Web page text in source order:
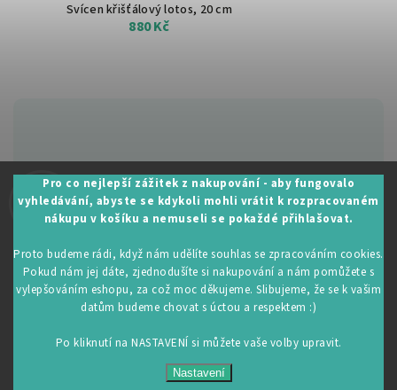
Pro co nejlepší zážitek z nakupování - aby fungovalo
vyhledávání, abyste se kdykoli mohli vrátit k rozpracovaném
nákupu v košíku a nemuseli se pokaždé přihlašovat.
Proto budeme rádi, když nám udělíte souhlas se zpracováním cookies.
Pokud nám jej dáte, zjednodušíte si nakupování a nám pomůžete s
vylepšováním eshopu, za což moc děkujeme. Slibujeme, že se k vašim
datům budeme chovat s úctou a respektem :)
Po kliknutí na NASTAVENÍ si můžete vaše volby upravit.
Nastavení
Zákaznická podpora:
+420 605 530 014
Svícen křišťálový lotos, 20 cm
880 Kč
Upravit nastavení cookies
VytvořilShoptet| Design